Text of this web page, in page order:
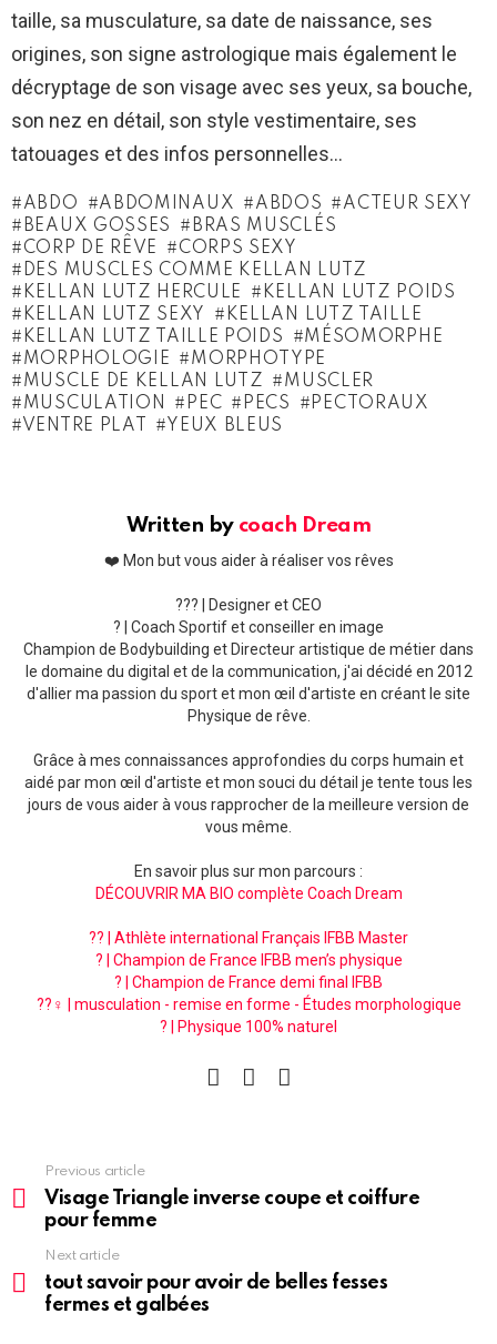
taille, sa musculature, sa date de naissance, ses
origines, son signe astrologique mais également le
décryptage de son visage avec ses yeux, sa bouche,
son nez en détail, son style vestimentaire, ses
tatouages et des infos personnelles…
ABDO ABDOMINAUX ABDOS
ACTEUR SEXY
BEAUX GOSSES
BRAS MUSCLÉS
CORP DE RÊVE
CORPS SEXY
DES MUSCLES COMME KELLAN LUTZ
KELLAN LUTZ HERCULE
KELLAN LUTZ POIDS
KELLAN LUTZ SEXY
KELLAN LUTZ TAILLE
KELLAN LUTZ TAILLE POIDS
MÉSOMORPHE
MORPHOLOGIE
MORPHOTYPE
MUSCLE DE KELLAN LUTZ
MUSCLER
MUSCULATION
PEC PECS
PECTORAUX
VENTRE PLAT
YEUX BLEUS
Written by coach Dream
❤️ Mon but vous aider à réaliser vos rêves
??‍? | Designer et CEO
? | Coach Sportif et conseiller en image
Champion de Bodybuilding et Directeur artistique de métier dans
le domaine du digital et de la communication, j'ai décidé en 2012
d'allier ma passion du sport et mon œil d'artiste en créant le site
Physique de rêve.
Grâce à mes connaissances approfondies du corps humain et
aidé par mon œil d'artiste et mon souci du détail je tente tous les
jours de vous aider à vous rapprocher de la meilleure version de
vous même.
En savoir plus sur mon parcours :
DÉCOUVRIR MA BIO complète Coach Dream
?? | Athlète international Français IFBB Master
? | Champion de France IFBB men’s physique
? | Champion de France demi final IFBB
??‍♀️ | musculation - remise en forme - Études morphologique
? | Physique 100% naturel
more
Previous article
Visage Triangle inverse coupe et coiffure
pour femme
Next article
tout savoir pour avoir de belles fesses
fermes et galbées